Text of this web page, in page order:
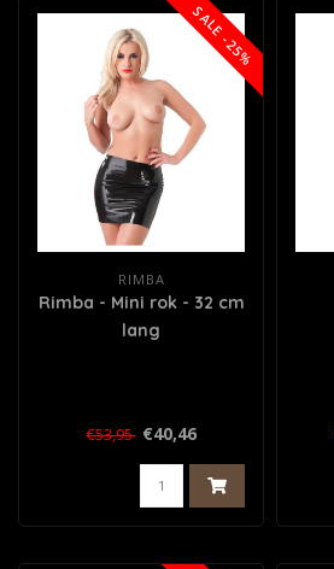
SALE -25%
RIMBA
Rimba - Mini rok - 32 cm
lang
€53,95 €40,46